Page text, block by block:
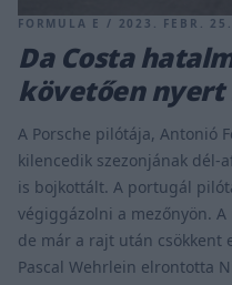
FORMULA E / 2023. FEBR. 25.
Da Costa
követően nyert
A Porsche pilótája, Antonió
kilencedik szezonjának dél-
is bojkottált. A portugál
végiggázolni a mezőnyön.
de már a rajt után csökkent
Pascal Wehrlein elrontotta